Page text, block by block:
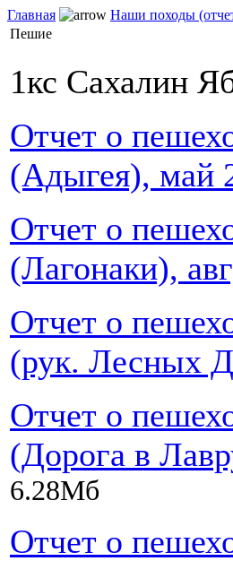
Главная Наши походы
Пешие
1кс Сахалин
Отчет о
(Адыгея), май
Отчет о
(Лагонаки),
Отчет о
(рук. Лесных
Отчет о
(Дорога в
6.28Мб
Отчет о